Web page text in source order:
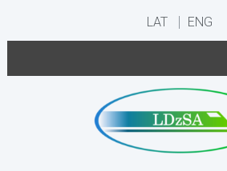
LAT ENG